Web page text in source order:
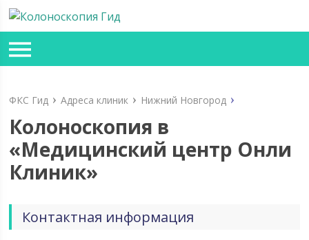
ФКС Гид Адреса клиник Нижний Новгород
Колоноскопия в
«Медицинский центр Онли
Клиник»
Контактная информация